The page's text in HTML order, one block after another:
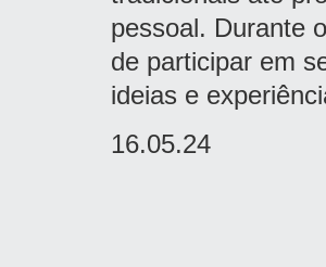
pessoal. Durante
de participar em
ideias e
16.05.24